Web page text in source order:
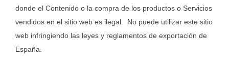
donde el Contenido o la compra de los productos o Servicios
vendidos en el sitio web es ilegal. No puede utilizar este sitio
web infringiendo las leyes y reglamentos de exportación de
España.